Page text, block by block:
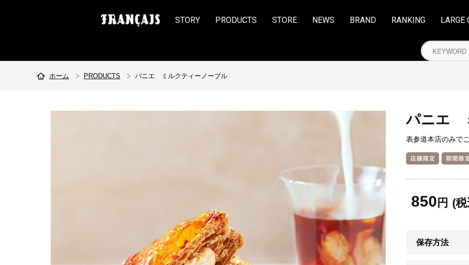
STORY PRODUCTS STORE NEWS BRAND RANKING LARGE
ホーム PRODUCTS パニエ ミルクティーノーブル
パニエ
表参道本店のみで
850 円
保存方法